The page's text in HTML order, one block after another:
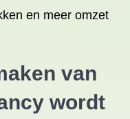
en meer omzet
van
wordt